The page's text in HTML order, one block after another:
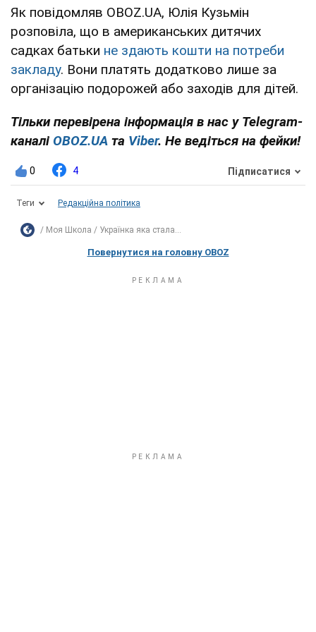
Як повідомляв OBOZ.UA, Юлія Кузьмін
розповіла, що в американських дитячих
садках батьки не здають кошти на потреби
закладу. Вони платять додатково лише за
організацію подорожей або заходів для дітей.
Тільки перевірена інформація в нас у Telegram-
каналі OBOZ.UA та Viber. Не ведіться на фейки!
0 4 Підписатися
Теги Редакційна політика
Моя Школа Українка яка стала...
Повернутися на головну OBOZ